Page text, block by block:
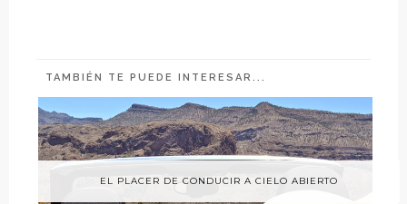
TAMBIÉN TE PUEDE INTERESAR...
EL PLACER DE CONDUCIR A CIELO ABIERTO